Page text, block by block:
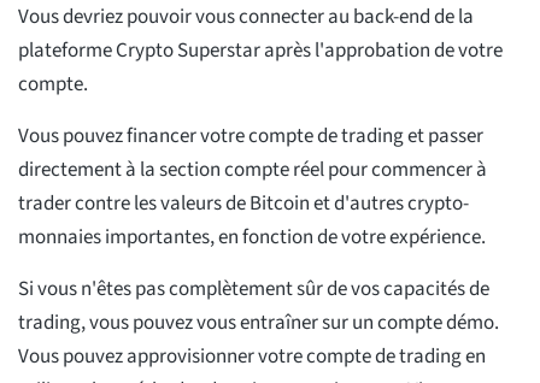
Vous devriez pouvoir vous connecter au back-end de la
plateforme Crypto Superstar après l'approbation de votre
compte.
Vous pouvez financer votre compte de trading et passer
directement à la section compte réel pour commencer à
trader contre les valeurs de Bitcoin et d'autres crypto-
monnaies importantes, en fonction de votre expérience.
Si vous n'êtes pas complètement sûr de vos capacités de
trading, vous pouvez vous entraîner sur un compte démo.
Vous pouvez approvisionner votre compte de trading en